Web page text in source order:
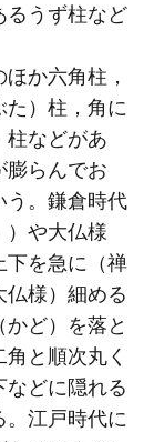
るうず柱など
か六角柱，
た）柱，角に
柱などがあ
膨らんでお
う。鎌倉時代
）や大仏様
下を急に（禅
様）細める
ど）を落と
と順次丸く
どに隠れる
。江戸時代に